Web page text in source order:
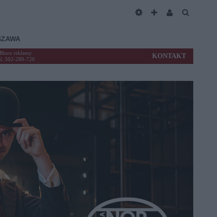
Biuro reklamy
502-280-720
KONTAKT